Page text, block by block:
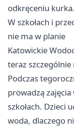
odkręceniu kurka.
W szkołach i
nie ma w planie
Katowickie
teraz
Podczas
prowadzą
szkołach. Dzieci
woda, dlaczego